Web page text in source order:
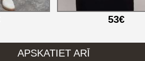
53€
APSKATIET ARĪ